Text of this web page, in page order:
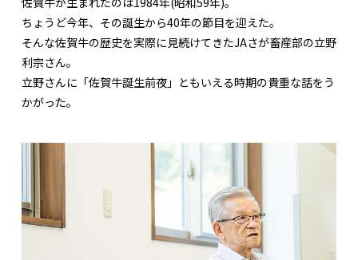
ちょうど今年、その誕生から40年の節目を迎えた。
そんな佐賀牛の歴史を実際に見続けてきたJAさが畜産部の立野
利宗さん。
立野さんに「佐賀牛誕生前夜」ともいえる時期の貴重な話をう
かがった。